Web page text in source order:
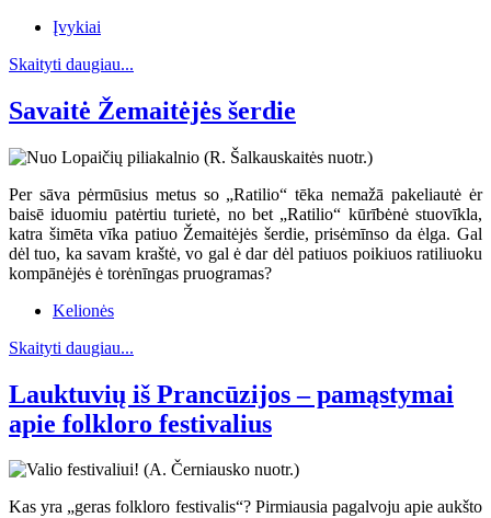
Įvykiai
Skaityti daugiau...
Savaitė Žemaitėjės šerdie
Per sāva pėrmūsius metus so „Ratilio“ tēka nemažā pakeliautė ėr
baisē iduomiu patėrtiu turietė, no bet „Ratilio“ kūrībėnė stuovīkla,
katra šimēta vīka patiuo Žemaitėjės šerdie, prisėmīnso da ėlga. Gal
dėl tuo, ka savam kraštė, vo gal ė dar dėl patiuos poikiuos ratiliuoku
kompānėjės ė torėnīngas pruogramas?
Kelionės
Skaityti daugiau...
Lauktuvių iš Prancūzijos – pamąstymai
apie folkloro festivalius
Kas yra „geras folkloro festivalis“? Pirmiausia pagalvoju apie aukšto